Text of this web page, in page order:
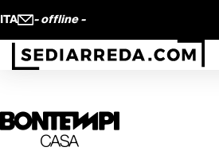
ITA - offline -